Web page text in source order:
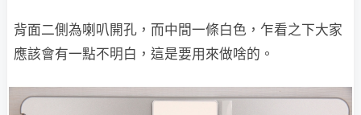
背面二側為喇叭開孔，而中間一條白色，乍看之下大家
應該會有一點不明白，這是要用來做啥的。